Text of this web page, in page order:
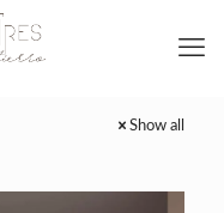
Show all